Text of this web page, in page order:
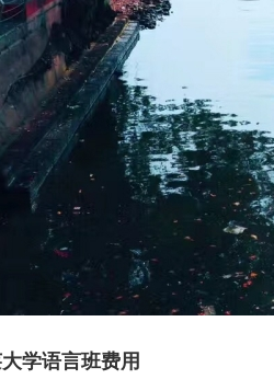
学语言班费用